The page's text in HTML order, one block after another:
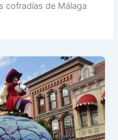
cofradías de Málaga